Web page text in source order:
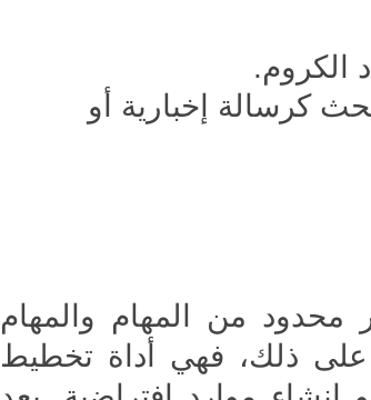
الكروم.
كرسالة إخبارية أو
محدود من المهام والمهام
ذلك، فهي أداة تخطيط